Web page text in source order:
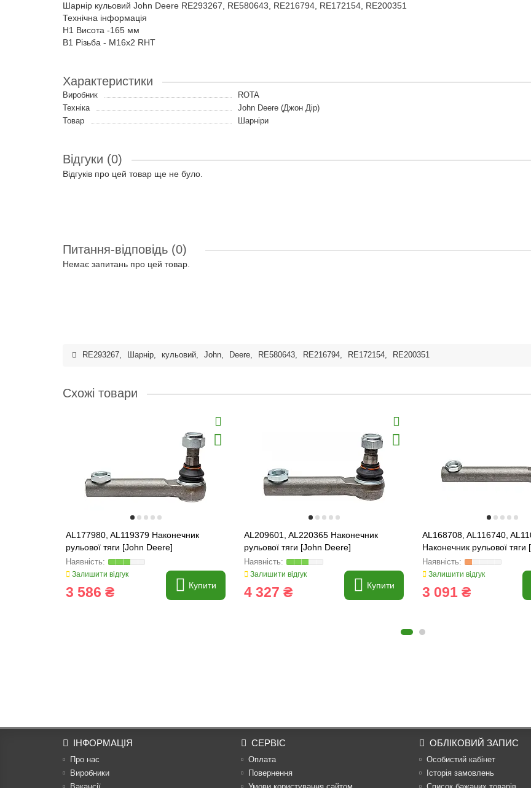
Шарнір кульовий John Deere RE293267, RE580643, RE216794, RE172154, RE200351
Технічна інформація
H1 Висота -165 мм
B1 Різьба - M16x2 RHT
Характеристики
Виробник
ROTA
Техніка
John Deere (Джон Дір)
Товар
Шарніри
Відгуки (0)
Відгуків про цей товар ще не було.
Питання-відповідь (0)
Немає запитань про цей товар.
RE293267, Шарнір, кульовий, John, Deere, RE580643, RE216794, RE172154, RE200351
Схожі товари
AL177980, AL119379 Наконечник
рульової тяги [John Deere]
Залишити відгук
3 586 ₴ Купити
AL209601, AL220365 Наконечник
рульової тяги [John Deere]
Залишити відгук
4 327 ₴ Купити
AL168708, AL116740,
Наконечник рульової
Залишити відгук
3 091 ₴
ІНФОРМАЦІЯ
Про нас
Виробники
СЕРВІС
Оплата
Повернення
ОБЛІКОВИЙ ЗАПИС
Особистий кабінет
Історія замовлень